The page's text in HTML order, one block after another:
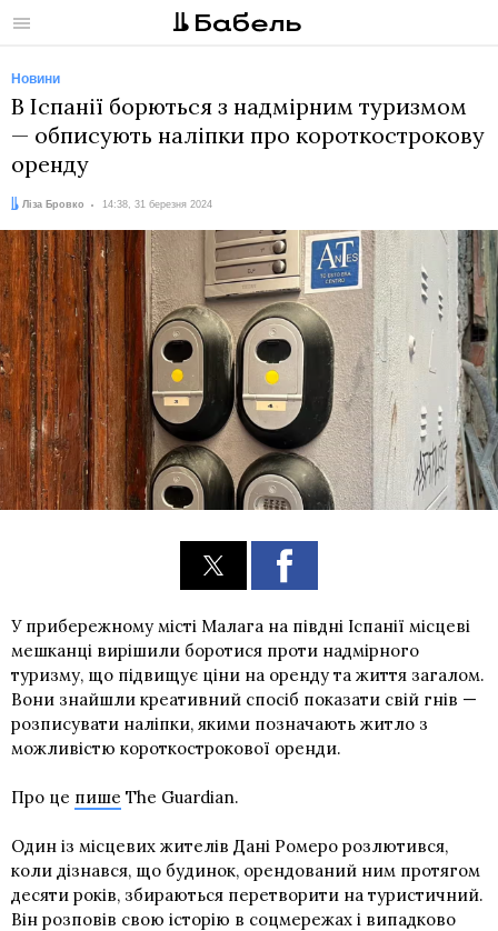
Меню
Новини
В Іспанії борються з надмірним туризмом
— обписують наліпки про короткострокову
оренду
Автор:
Ліза Бровко
Дата: 14:38, 31 березня 2024
У прибережному місті Малага на півдні Іспанії місцеві
мешканці вирішили боротися проти надмірного
туризму, що підвищує ціни на оренду та життя загалом.
Вони знайшли креативний спосіб показати свій гнів —
розписувати наліпки, якими позначають житло з
можливістю короткострокової оренди.
Про це пише The Guardian.
Один із місцевих жителів Дані Ромеро розлютився,
коли дізнався, що будинок, орендований ним протягом
десяти років, збираються перетворити на туристичний.
Він розповів свою історію в соцмережах і випадково